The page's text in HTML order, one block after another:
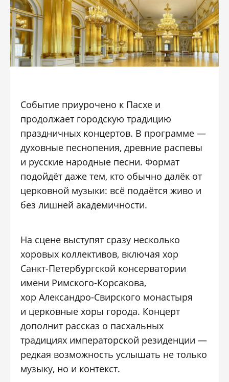
Событие приурочено к Пасхе и
продолжает городскую традицию
праздничных концертов. В программе —
духовные песнопения, древние распевы
и русские народные песни. Формат
подойдёт даже тем, кто обычно далёк от
церковной музыки: всё подаётся живо и
без лишней академичности.
На сцене выступят сразу несколько
хоровых коллективов, включая хор
Санкт-Петербургской консерватории
имени Римского-Корсакова,
хорАлександро-Свирского монастыря
и церковные хоры города. Концерт
дополнит рассказ о пасхальных
традициях императорской резиденции —
редкая возможность услышать не только
музыку, но и контекст.